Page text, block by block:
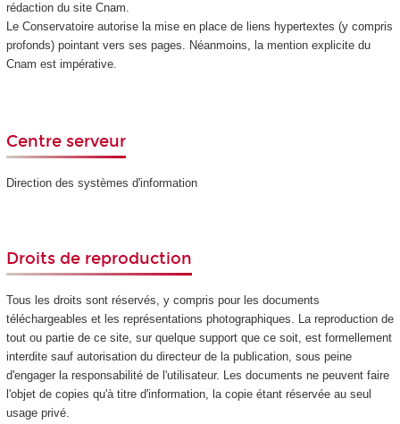
rédaction du site Cnam.
Le Conservatoire autorise la mise en place de liens hypertextes (y compris
profonds) pointant vers ses pages. Néanmoins, la mention explicite du
Cnam est impérative.
Centre serveur
Direction des systèmes d'information
Droits de reproduction
Tous les droits sont réservés, y compris pour les documents
téléchargeables et les représentations photographiques. La reproduction de
tout ou partie de ce site, sur quelque support que ce soit, est formellement
interdite sauf autorisation du directeur de la publication, sous peine
d'engager la responsabilité de l'utilisateur. Les documents ne peuvent faire
l'objet de copies qu'à titre d'information, la copie étant réservée au seul
usage privé.